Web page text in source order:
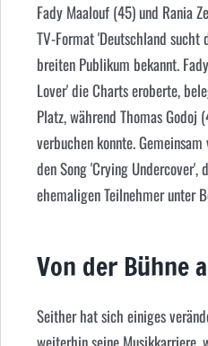
Fady Maalouf (45) und Rania
TV-Format 'Deutschland sucht
breiten Publikum bekannt.
Lover' die Charts eroberte,
Platz, während Thomas
verbuchen konnte.
den Song 'Crying Undercover',
ehemaligen Teilnehmer unter
Von der Bühne
Seither hat sich einiges